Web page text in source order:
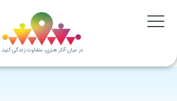
در میان آثار هنری، متفاوت زندگی کنید.